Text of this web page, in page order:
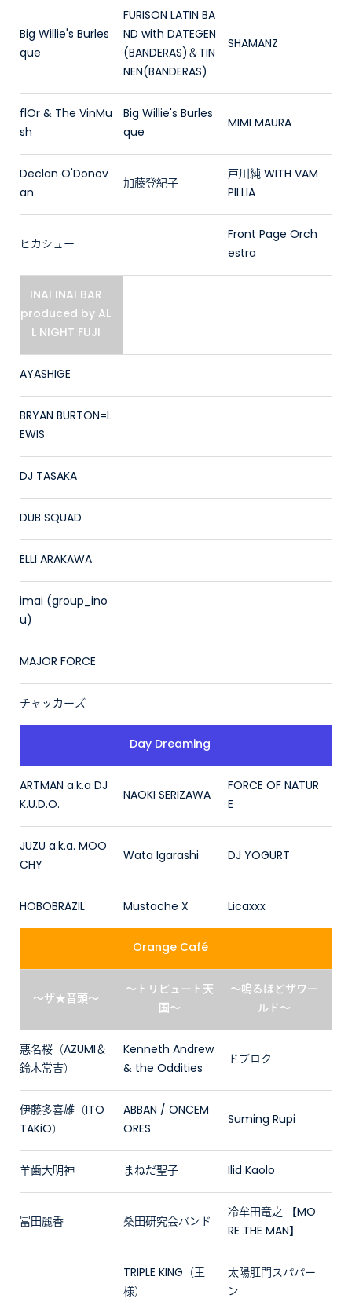
Big Willie's Burles
que
FURISON LATIN BA
ND with DATEGEN
(BANDERAS)＆TIN
NEN(BANDERAS)
SHAMANZ
flOr & The VinMu
sh
Big Willie's Burles
que
MIMI MAURA
Declan O'Donov
an
加藤登紀子
戸川純 WITH VAM
PILLIA
ヒカシュー
Front Page Orch
estra
INAI INAI BAR
produced by AL
L NIGHT FUJI
AYASHIGE
BRYAN BURTON=L
EWIS
DJ TASAKA
DUB SQUAD
ELLI ARAKAWA
imai (group_ino
u)
MAJOR FORCE
チャッカーズ
Day Dreaming
ARTMAN a.k.a DJ
K.U.D.O.
NAOKI SERIZAWA
FORCE OF NATUR
E
JUZU a.k.a. MOO
CHY
Wata Igarashi DJ YOGURT
HOBOBRAZIL Mustache X Licaxxx
Orange Café
～ザ★音頭～
～トリビュート天
国～
～鳴るほどザワー
ルド～
悪名桜（AZUMI＆
鈴木常吉）
Kenneth Andrew
& the Oddities
ドブロク
伊藤多喜雄（ITO
TAKiO）
ABBAN / ONCEM
ORES
Suming Rupi
羊歯大明神 まねだ聖子 Ilid Kaolo
冨田麗香 桑田研究会バンド
冷牟田竜之 【MO
RE THE MAN】
TRIPLE KING（王
様）
太陽肛門スパパー
ン